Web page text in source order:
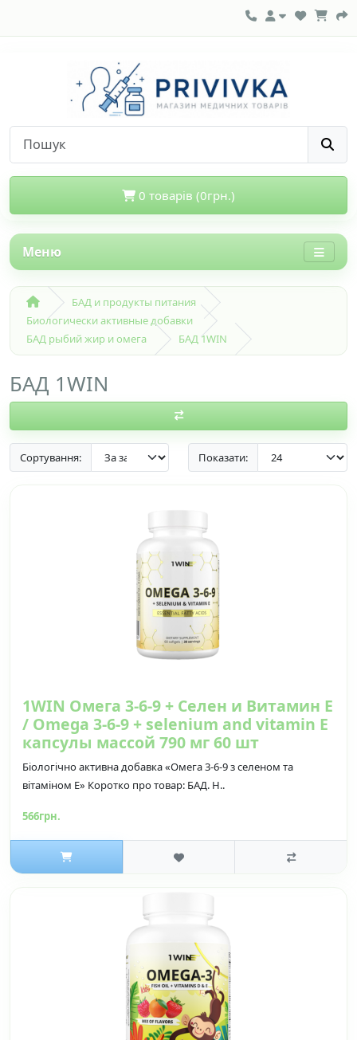
0 товарів (0грн.)
Меню
БАД и продукты питания
Биологически активные добавки
БАД рыбий жир и омега
БАД 1WIN
БАД 1WIN
Сортування: Показати:
1WIN Oмега 3-6-9 + Селен и Витамин Е
/ Omega 3-6-9 + selenium and vitamin E
капсулы массой 790 мг 60 шт
Біологічно активна добавка «Омега 3-6-9 з селеном та
вітаміном Е» Коротко про товар: БАД. Н..
566грн.